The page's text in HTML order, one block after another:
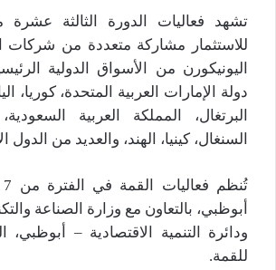
للاستثمار مشاركة متعددة من شركات
اليونيكورن من الأسواق الدولية
دولة الإمارات العربية المتحدة، كوريا،
البرتغال، المملكة العربية
السنغال، كينيا، الهند، والعديد من الدول
أبوظبي، بالتعاون مع وزارة الصناعة
ودائرة التنمية الاقتصادية –
للقمة.